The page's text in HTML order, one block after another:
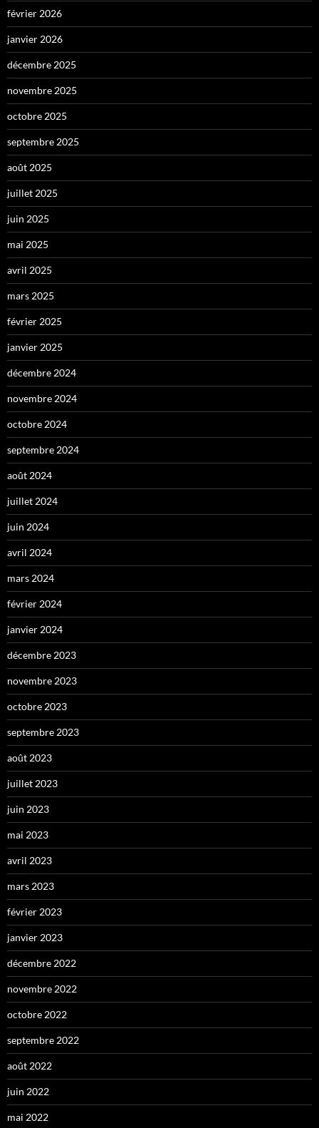
février 2026
janvier 2026
décembre 2025
novembre 2025
octobre 2025
septembre 2025
août 2025
juillet 2025
juin 2025
mai 2025
avril 2025
mars 2025
février 2025
janvier 2025
décembre 2024
novembre 2024
octobre 2024
septembre 2024
août 2024
juillet 2024
juin 2024
avril 2024
mars 2024
février 2024
janvier 2024
décembre 2023
novembre 2023
octobre 2023
septembre 2023
août 2023
juillet 2023
juin 2023
mai 2023
avril 2023
mars 2023
février 2023
janvier 2023
décembre 2022
novembre 2022
octobre 2022
septembre 2022
août 2022
juin 2022
mai 2022